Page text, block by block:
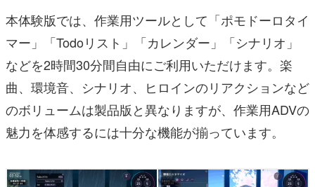
本体験版では、作業用ツールとして「ポモドーロタイ
マー」「Todoリスト」「カレンダー」「シナリオ」
などを2時間30分間自由にご利用いただけます。楽
曲、環境音、シナリオ、ヒロインのリアクションなど
のボリュームは製品版と異なりますが、作業用ADVの
魅力を体感するには十分な機能が揃っています。